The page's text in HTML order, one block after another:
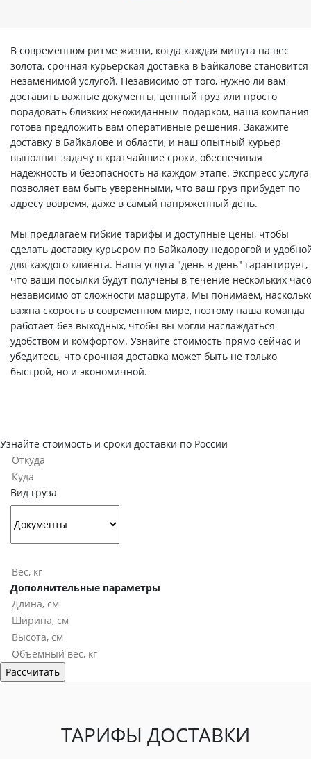
В современном ритме жизни, когда каждая минута на вес
золота, срочная курьерская доставка в Байкалове становится
незаменимой услугой. Независимо от того, нужно ли вам
доставить важные документы, ценный груз или просто
порадовать близких неожиданным подарком, наша компания
готова предложить вам оперативные решения. Закажите
доставку в Байкалове и области, и наш опытный курьер
выполнит задачу в кратчайшие сроки, обеспечивая
надежность и безопасность на каждом этапе. Экспресс услуга
позволяет вам быть уверенными, что ваш груз прибудет по
адресу вовремя, даже в самый напряженный день.
Мы предлагаем гибкие тарифы и доступные цены, чтобы
сделать доставку курьером по Байкалову недорогой и
для каждого клиента. Наша услуга "день в день" гарантирует,
что ваши посылки будут получены в течение нескольких
независимо от сложности маршрута. Мы понимаем,
важна скорость в современном мире, поэтому наша команда
работает без выходных, чтобы вы могли наслаждаться
удобством и комфортом. Узнайте стоимость прямо сейчас и
убедитесь, что срочная доставка может быть не только
быстрой, но и экономичной.
Узнайте стоимость и сроки доставки по России
Вид груза
Дополнительные параметры
ТАРИФЫ ДОСТАВКИ